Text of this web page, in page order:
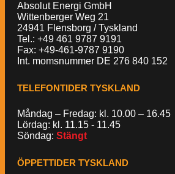
Absolut Energi GmbH
Wittenberger Weg 21
24941 Flensborg / Tyskland
Tel.: +49 461 9787 9191
Fax: +49-461-9787 9190
Int. momsnummer DE 276 840 152
TELEFONTIDER TYSKLAND
Måndag – Fredag: kl. 10.00 – 16.45
Lördag: kl. 11.15 - 11.45
Söndag: Stängt
ÖPPETTIDER TYSKLAND